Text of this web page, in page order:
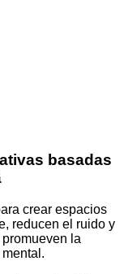
basadas
crear espacios
reducen el ruido y
la